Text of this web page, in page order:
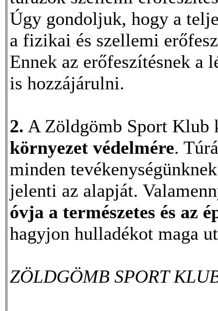
Úgy gondoljuk, hogy a
a fizikai és szellemi
Ennek az erőfeszítésnek a
is hozzájárulni.
2. A Zöldgömb Sport
környezet védelmére.
minden
jelenti az alapját.
óvja a természetes és az
hagyjon hulladékot maga
ZÖLDGÖMB SPORT